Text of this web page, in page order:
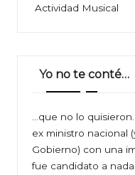
Actividad Musical
Yo no te conté…
…que no lo
ex ministro nacional
Gobierno) con una
fue candidato a